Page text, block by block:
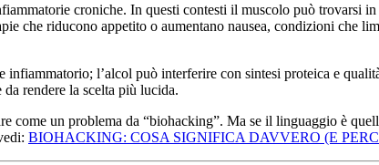
croniche. In questi contesti il muscolo può trovarsi
che riducono appetito o aumentano nausea, condizioni che
l’alcol può interferire con sintesi proteica e
rendere la scelta più lucida.
come un problema da “biohacking”. Ma se il linguaggio è
BIOHACKING: COSA SIGNIFICA DAVVERO (E